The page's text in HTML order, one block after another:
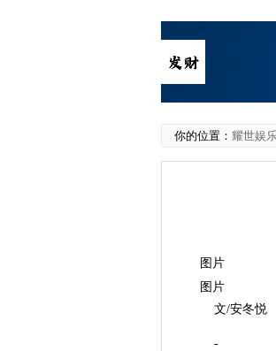
你的位置： 耀世娱
图片
图片
文/安冬悦
-